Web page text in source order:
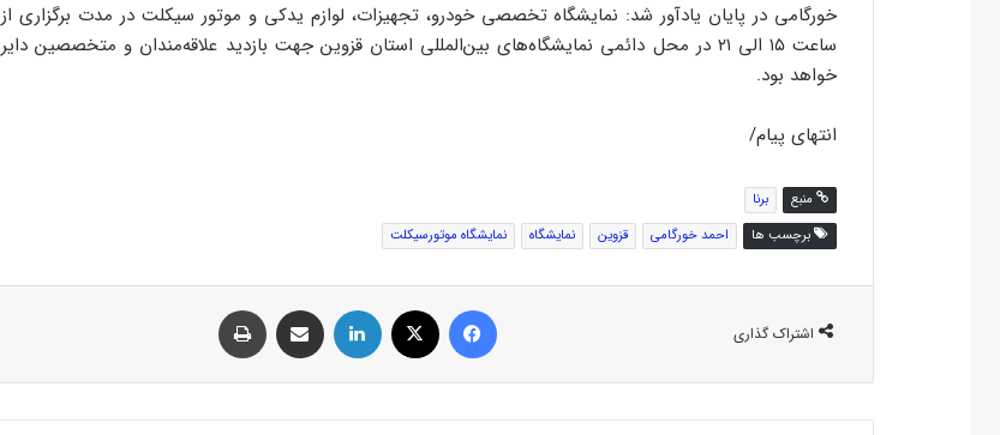
خورگامی در پایان یادآور شد: نمایشگاه تخصصی خودرو، تجهیزات، لوازم یدکی و موتور سیکلت در مدت برگزاری از
ساعت ۱۵ الی ۲۱ در محل دائمی نمایشگاه‌های بین‌المللی استان قزوین جهت بازدید علاقه‌مندان و متخصصین دایر
خواهد بود.
انتهای پیام/
منبع
برنا
برچسب ها
احمد خورگامی قزوین نمایشگاه نمایشگاه موتورسیکلت
اشتراک گذاری
فیس بوک لینکدین اشتراک گذاری از طریق ایمیل